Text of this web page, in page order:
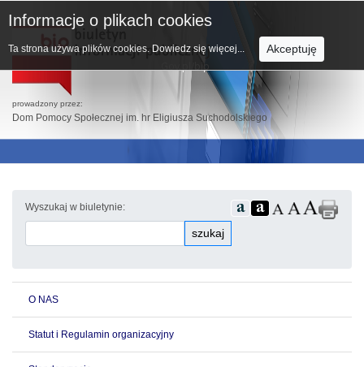
prowadzony przez:
Dom Pomocy Społecznej im. hr Eligiusza Suchodolskiego
Wyszukaj w biuletynie:
szukaj
O NAS
Statut i Regulamin organizacyjny
Informacje o plikach cookies
Ta strona używa plików cookies. Dowiedz się więcej... Akceptuję